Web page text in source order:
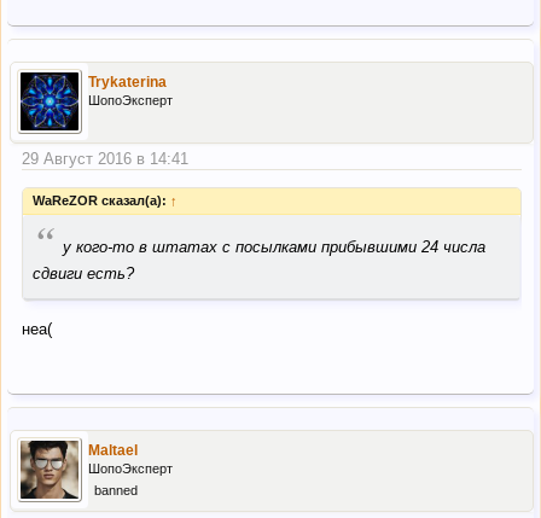
Trykaterina
ШопоЭксперт
29 Август 2016 в 14:41
WaReZOR сказал(а): ↑
“ у кого-то в штатах с посылками прибывшими 24 числа
сдвиги есть?
неа(
Maltael
ШопоЭксперт
banned